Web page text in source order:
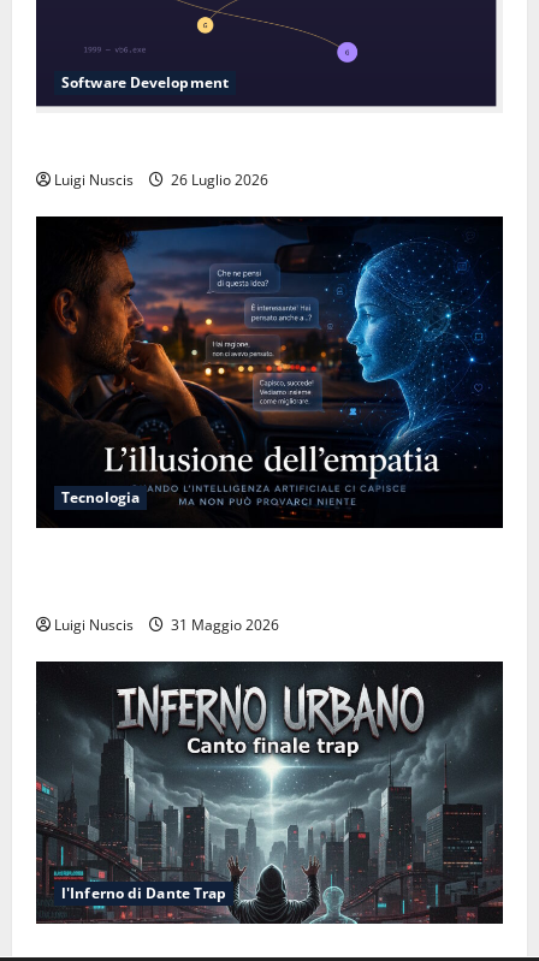
Software Development
Luigi Nuscis 26 Luglio 2026
Tecnologia
Luigi Nuscis 31 Maggio 2026
l'Inferno di Dante Trap